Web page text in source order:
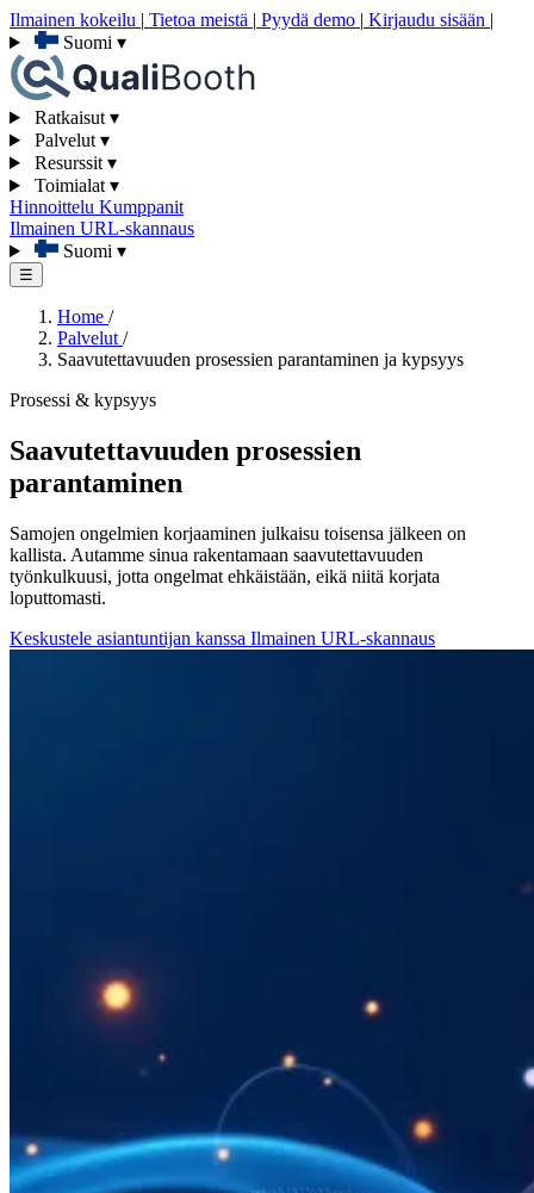
Ilmainen kokeilu | Tietoa meistä | Pyydä demo | Kirjaudu sisään |
Suomi ▾
Ratkaisut ▾
Palvelut ▾
Resurssit ▾
Toimialat ▾
Hinnoittelu Kumppanit
Ilmainen URL-skannaus
Suomi ▾
☰
Home /
Palvelut /
Saavutettavuuden prosessien parantaminen ja kypsyys
Prosessi & kypsyys
Saavutettavuuden prosessien
parantaminen
Samojen ongelmien korjaaminen julkaisu toisensa jälkeen on
kallista. Autamme sinua rakentamaan saavutettavuuden
työnkulkuusi, jotta ongelmat ehkäistään, eikä niitä korjata
loputtomasti.
Keskustele asiantuntijan kanssa Ilmainen URL-skannaus